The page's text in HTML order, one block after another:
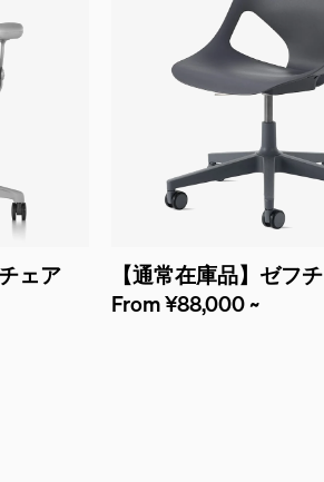
ェア
【通常在庫品】ゼフ
From ¥88,000 ~